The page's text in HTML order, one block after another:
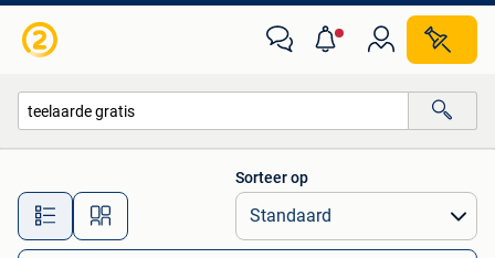
Alle afstanden…
Sorteer op